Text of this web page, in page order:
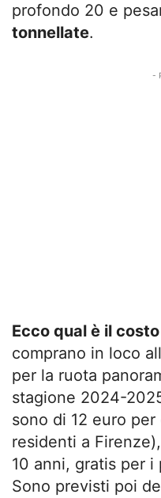
profondo 20 e
tonnellate.
-
Ecco qual è il
comprano in loco
per la ruota
stagione 2024-
sono di 12 euro
residenti a
10 anni, gratis per
Sono previsti poi